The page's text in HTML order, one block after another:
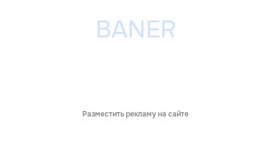
Разместить рекламу на сайте